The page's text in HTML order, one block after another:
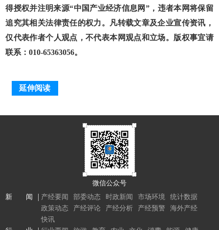
得授权并注明来源“中国产业经济信息网”，违者本网将保留
追究其相关法律责任的权力。凡转载文章及企业宣传资讯，
仅代表作者个人观点，不代表本网观点和立场。版权事宜请
联系：010-65363056。
延伸阅读
微信公众号
新 闻
产经要闻 部委动态 时政新闻 市场环境
统计数据
政策动态
产经评论 产经分析 产经预警
海外产经
快讯